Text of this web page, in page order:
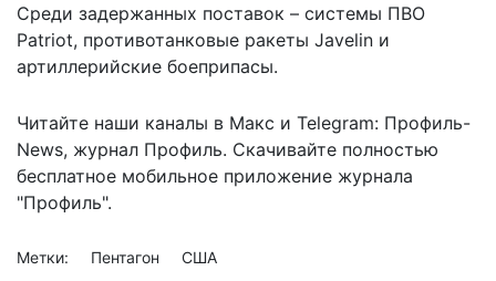
Среди задержанных поставок – системы ПВО
Patriot, противотанковые ракеты Javelin и
артиллерийские боеприпасы.
Читайте наши каналы в Макс и Telegram: Профиль-
News, журнал Профиль. Скачивайте полностью
бесплатное мобильное приложение журнала
"Профиль".
Метки: Пентагон США